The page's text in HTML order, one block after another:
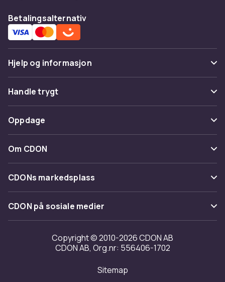
Betalingsalternativ
Hjelp og informasjon
Vanlige spørsmål
Spor pakke
Angre & returner her
Kontakt oss
Handle trygt
Betaling
Levering
Tilbakekallinger
Oppdage
Kategorier
Varemerker
Om CDON
Om oss
Kundeanmeldelser
Jobbe på CDON
Investor relations
Tilgjengelighet
CDONs markedsplass
Merchant Help Center
CDON på sosiale medier
Copyright © 2010-2026 CDON AB
CDON AB, Org.nr: 556406-1702
Sitemap